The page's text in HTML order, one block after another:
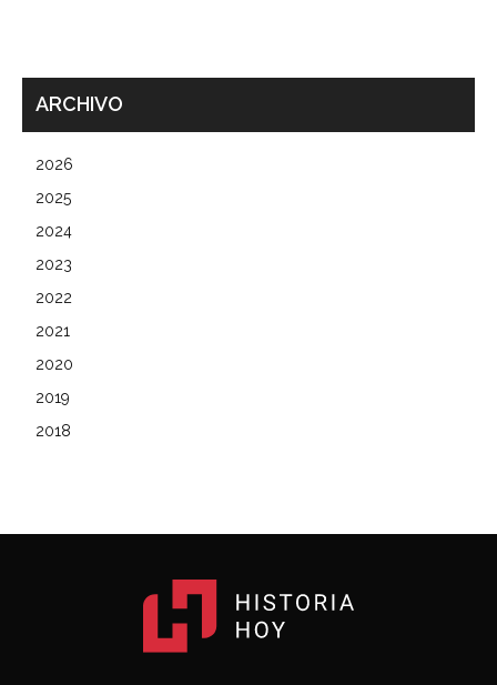
ARCHIVO
2026
2025
2024
2023
2022
2021
2020
2019
2018